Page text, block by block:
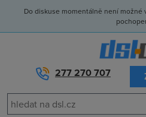
Do diskuse momentálně není možné
277 270 707